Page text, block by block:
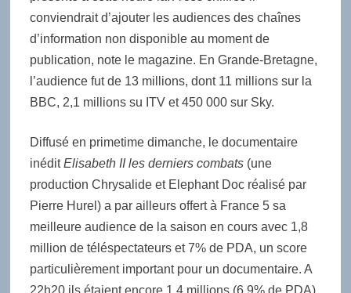
conviendrait d’ajouter les audiences des chaînes
d’information non disponible au moment de
publication, note le magazine. En Grande-Bretagne,
l’audience fut de 13 millions, dont 11 millions sur la
BBC, 2,1 millions su ITV et 450 000 sur Sky.
Diffusé en primetime dimanche, le documentaire
inéditElisabeth II les derniers combats(une
production Chrysalide et Elephant Doc réalisé par
Pierre Hurel) a par ailleurs offert à France 5 sa
meilleure audience de la saison en cours avec 1,8
million de téléspectateurs et 7% de PDA, un score
particulièrement important pour un documentaire. A